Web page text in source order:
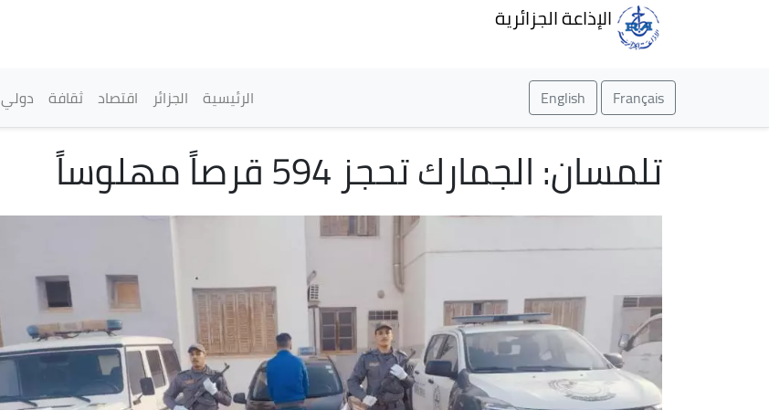
الإذاعة الجزائرية
Français
English القائمة الرئيسية
الرئيسية الجزائر اقتصاد ثقافة دولي
تلمسان: الجمارك تحجز 594 قرصاً مهلوساً